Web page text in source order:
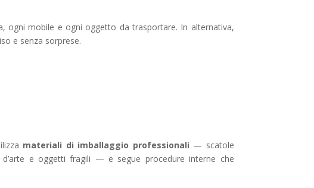
ogni mobile e ogni oggetto da trasportare. In alternativa,
e senza sorprese.
materiali di imballaggio professionali — scatole
e oggetti fragili — e segue procedure interne che